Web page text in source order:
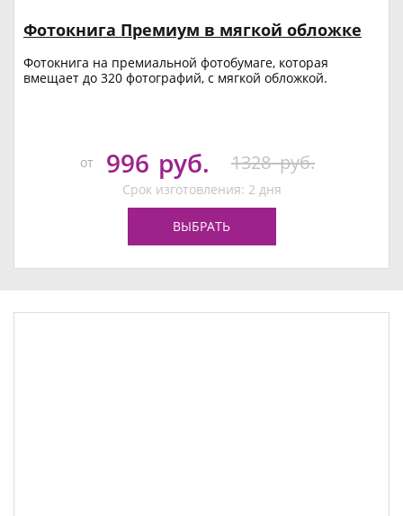
Фотокнига Премиум в мягкой обложке
Фотокнига на премиальной фотобумаге, которая
вмещает до 320 фотографий, с мягкой обложкой.
от 996 руб. 1328 руб.
Срок изготовления: 2 дня
ВЫБРАТЬ